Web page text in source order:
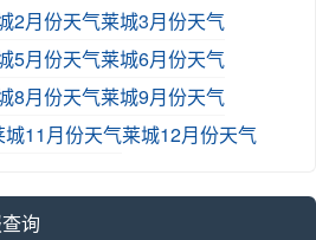
2月份天气莱城3月份天气
5月份天气莱城6月份天气
8月份天气莱城9月份天气
城11月份天气莱城12月份天气
询